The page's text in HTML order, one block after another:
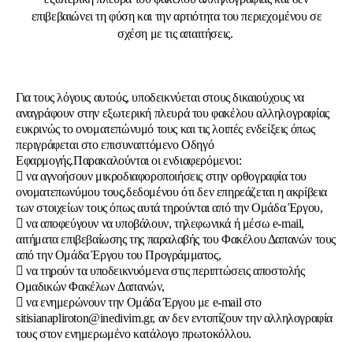
επιβεβαιώνει τη φύση και την αρτιότητα του περιεχομένου σε
σχέση με τις απαιτήσεις.
Για τους λόγους αυτούς, υποδεικνύεται στους δικαιούχους να
αναγράφουν στην εξωτερική πλευρά του φακέλου αλληλογραφίας
ευκρινώς το ονοματεπώνυμό τους και τις λοιπές ενδείξεις όπως
περιγράφεται στo επισυναπτόμενο Οδηγό
Εφαρμογής.Παρακαλούνται οι ενδιαφερόμενοι:
 να αγνοήσουν μικροδιαφοροποιήσεις στην ορθογραφία του
ονοματεπωνύμου τους,δεδομένου ότι δεν επηρεάζεται η ακρίβεια
των στοιχείων τους όπως αυτά τηρούνται από την Ομάδα Έργου,
 να αποφεύγουν να υποβάλουν, τηλεφωνικά ή μέσω e-mail,
αιτήματα επιβεβαίωσης της παραλαβής του Φακέλου Δαπανών τους
από την Ομάδα Έργου του Προγράμματος,
 να τηρούν τα υποδεικνυόμενα στις περιπτώσεις αποστολής
Ομαδικών Φακέλων Δαπανών,
 να ενημερώνουν την Ομάδα Έργου με e-mail στο
sitisianapliroton@inedivim.gr, αν δεν εντοπίζουν την αλληλογραφία
τους στον ενημερωμένο κατάλογο πρωτοκόλλου.